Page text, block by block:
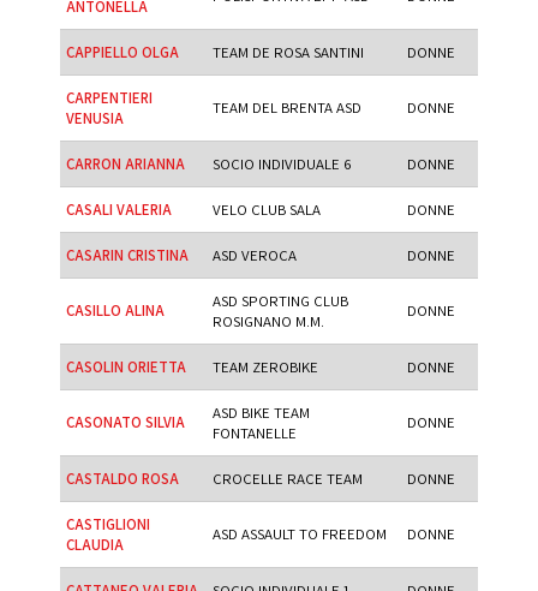
ANTONELLA
CAPPIELLO OLGA TEAM DE ROSA SANTINI DONNE
CARPENTIERI
VENUSIA
TEAM DEL BRENTA ASD DONNE
CARRON ARIANNA SOCIO INDIVIDUALE 6 DONNE
CASALI VALERIA VELO CLUB SALA DONNE
CASARIN CRISTINA ASD VEROCA DONNE
CASILLO ALINA
ASD SPORTING CLUB
ROSIGNANO M.M.
DONNE
CASOLIN ORIETTA TEAM ZEROBIKE DONNE
CASONATO SILVIA
ASD BIKE TEAM
FONTANELLE
DONNE
CASTALDO ROSA CROCELLE RACE TEAM DONNE
CASTIGLIONI
CLAUDIA
ASD ASSAULT TO FREEDOM DONNE